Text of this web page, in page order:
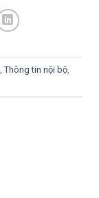
,Thông tin nội bộ